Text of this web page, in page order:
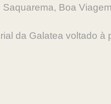
Boa
da Galatea voltado